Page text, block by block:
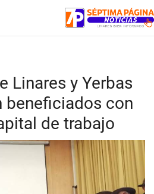
Linares y Yerbas
beneficiados con
de trabajo